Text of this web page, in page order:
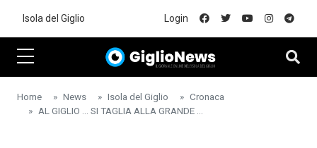
Isola del Giglio Login
Home News Isola del Giglio
Cronaca
AL GIGLIO ... SI TAGLIA ALLA GRANDE ...